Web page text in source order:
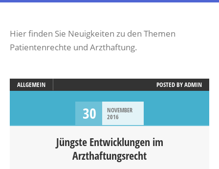
Hier finden Sie Neuigkeiten zu den Themen
Patientenrechte und Arzthaftung.
ALLGEMEIN POSTED BYADMIN
30
NOVEMBER
2016
Jüngste Entwicklungen im
Arzthaftungsrecht